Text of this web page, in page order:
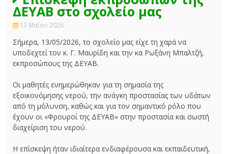
ΔΕΥΑΒ στο σχολείο μας
13 Μαΐου 2026
Σήμερα, 13/05/2026, το σχολείο μας είχε τη χαρά να
υποδεχτεί τον κ. Γ. Μαυρίδη και την κα Ρωξάνη Μπαλτζή,
εκπροσώπους της ΔΕΥΑΒ.
Οι μαθητές ενημερώθηκαν για τη σημασία της
εξοικονόμησης νερού, την ανάγκη προστασίας των υδάτων
από τη μόλυνση, καθώς και για τον σημαντικό ρόλο που
έχουν οι «Φρουροί της ΔΕΥΑΒ» στην προστασία και σωστή
διαχείριση του νερού.
Η επίσκεψη ήταν ιδιαίτερα ενδιαφέρουσα και εκπαιδευτική,